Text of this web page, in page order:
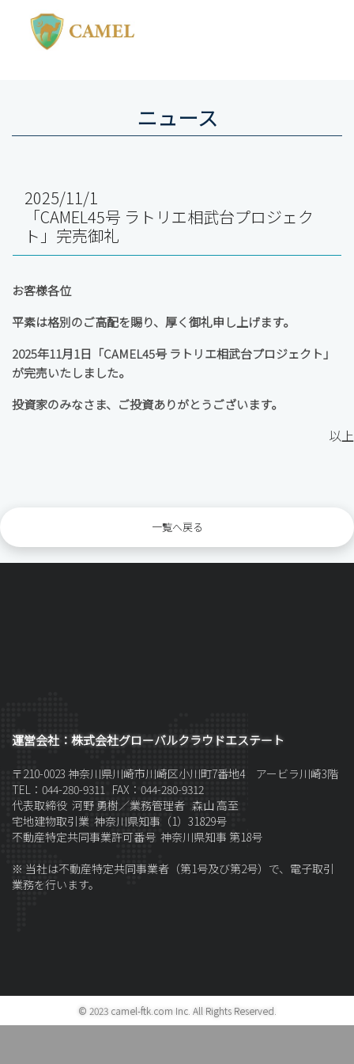
ニュース
2025/11/1
「CAMEL45号 ラトリエ相武台プロジェク
ト」完売御礼
お客様各位
平素は格別のご高配を賜り、厚く御礼申し上げます。
2025年11月1日「CAMEL45号 ラトリエ相武台プロジェクト」
が完売いたしました。
投資家のみなさま、ご投資ありがとうございます。
以上
一覧へ戻る
運営会社：株式会社グローバルクラウドエステート
〒210-0023 神奈川県川崎市川崎区小川町7番地4 アービラ川崎3階
TEL：044-280-9311 FAX：044-280-9312
代表取締役 河野 勇樹／業務管理者 森山 高至
宅地建物取引業 神奈川県知事（1）31829号
不動産特定共同事業許可番号 神奈川県知事 第18号
※ 当社は不動産特定共同事業者（第1号及び第2号）で、電子取引
業務を行います。
© 2023 camel-ftk.com Inc. All Rights Reserved.